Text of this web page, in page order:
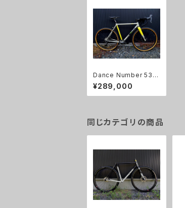
Dance Number 530
グラベル 試乗車
¥289,000
同じカテゴリの商品